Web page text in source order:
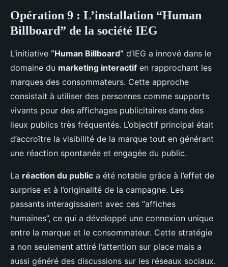
Opération 9 : L’installation “Human
Billboard” de la société IEG
L’initiative “Human Billboard” d’IEG a innové dans le
domaine du marketing interactif en rapprochant les
marques des consommateurs. Cette approche
consistait à utiliser des personnes comme supports
vivants pour des affichages publicitaires dans des
lieux publics très fréquentés. L’objectif principal était
d’accroître la visibilité de la marque tout en générant
une réaction spontanée et engagée du public.
La réaction du public a été notable grâce à l’effet de
surprise et à l’originalité de la campagne. Les
passants interagissaient avec ces “affiches
humaines”, ce qui a développé une connexion unique
entre la marque et le consommateur. Cette stratégie
a non seulement attiré l’attention sur place mais a
aussi généré des discussions sur les réseaux sociaux.